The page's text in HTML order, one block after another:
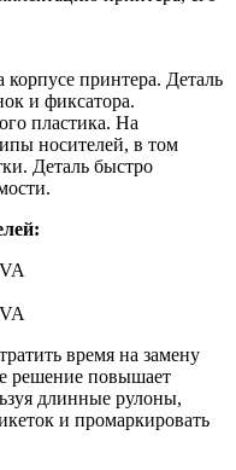
корпусе принтера. Деталь
и фиксатора.
пластика. На
носителей, в том
Деталь быстро
время на замену
решение повышает
длинные рулоны,
и промаркировать